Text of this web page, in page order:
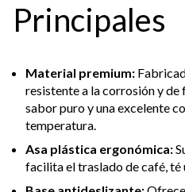
Principales
Material premium:
resistente a la corrosión y
sabor puro y una excelente
temperatura.
Asa plástica ergonómica:
facilita el traslado de café, té